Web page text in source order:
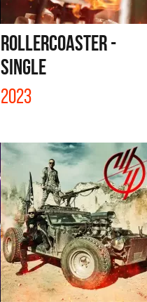
ROLLERCOASTER -
SINGLE
2023